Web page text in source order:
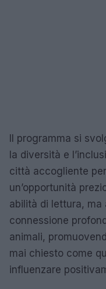
Il programma si
la diversità e
città accogliente
un’opportunità
abilità di lettura, ma
connessione
animali,
mai chiesto come
influenzare